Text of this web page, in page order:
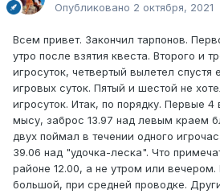
Опубликовано 2 октября, 2021
Всем привет. Закончил тарпонов.
утро после взятия квеста. Второго и
игросуток, четвертый вылетел спустя
игровых суток. Пятый и шестой не
игросуток. Итак, по порядку. Первые
мысу, заброс 13.97 над левым краем
двух поймал в течении одного
39.06 над "удочка-леска". Что
районе 12.00, а не утром или вечером.
большой, при средней проводке.